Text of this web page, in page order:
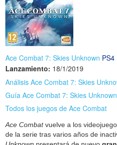
Ace Combat 7: Skies Unknown PS4
Lanzamiento: 18/1/2019
Análisis Ace Combat 7: Skies
Guía Ace Combat 7: Skies
Todos los juegos de Ace Combat
Ace Combatvuelve a los
de la serie tras varios años de